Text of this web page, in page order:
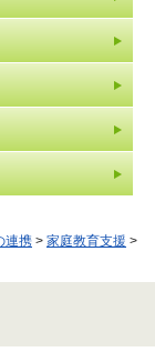
連携 > 家庭教育支援 >